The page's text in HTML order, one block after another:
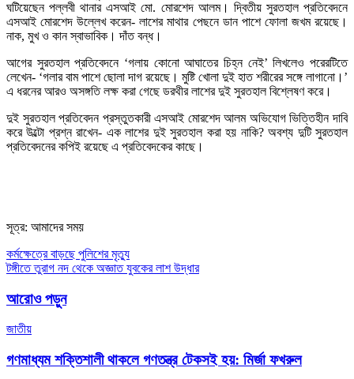
ঘটিয়েছেন পল্লবী থানার এসআই মো. মোরশেদ আলম। দ্বিতীয় সুরতহাল প্রতিবেদনে
এসআই মোরশেদ উল্লেখ করেন- লাশের মাথার পেছনে ডান পাশে ফোলা জখম রয়েছে।
নাক, মুখ ও কান স্বাভাবিক। দাঁত বন্ধ।
আগের সুরতহাল প্রতিবেদনে ‘গলায় কোনো আঘাতের চিহ্ন নেই’ লিখলেও পরেরটিতে
লেখেন- ‘গলার বাম পাশে ছোলা দাগ রয়েছে। মুষ্টি খোলা দুই হাত শরীরের সঙ্গে লাগানো।’
এ ধরনের আরও অসঙ্গতি লক্ষ করা গেছে ডরথীর লাশের দুই সুরতহাল বিশ্লেষণ করে।
দুই সুরতহাল প্রতিবেদন প্রস্তুতকারী এসআই মোরশেদ আলম অভিযোগ ভিত্তিহীন দাবি
করে উল্টো প্রশ্ন রাখেন- এক লাশের দুই সুরতহাল করা হয় নাকি? অবশ্য দুটি সুরতহাল
প্রতিবেদনের কপিই রয়েছে এ প্রতিবেদকের কাছে।
সূত্র: আমাদের সময়
Post
navigation
কর্মক্ষেত্রে বাড়ছে পুলিশের মৃত্যু
টঙ্গীতে তুরাগ নদ থেকে অজ্ঞাত যুবকের লাশ উদ্ধার
আরোও পড়ুন
জাতীয়
গণমাধ্যম শক্তিশালী থাকলে গণতন্ত্র টেকসই হয়: মির্জা ফখরুল